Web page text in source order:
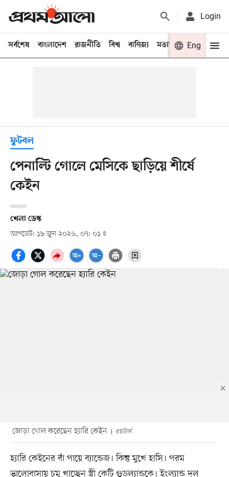
Login
সর্বশেষ বাংলাদেশ রাজনীতি বিশ্ব বাণিজ্য মতামত খেলা
Eng
ফুটবল
পেনাল্টি গোলে মেসিকে ছাড়িয়ে শীর্ষে
কেইন
খেলা ডেস্ক
আপডেট: ১৮ জুন ২০২৬, ০৭: ০১
জোড়া গোল করেছেন হ্যারি কেইন রয়টার্স
হ্যারি কেইনের বাঁ পায়ে ব্যান্ডেজ। কিন্তু মুখে হাসি। পরম
ভালোবাসায় চুমু খাচ্ছেন স্ত্রী কেটি গুডল্যান্ডকে। ইংল্যান্ড দল